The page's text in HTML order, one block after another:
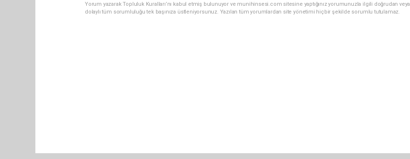
Yorum yazarak Topluluk Kuralları’nı kabul etmiş bulunuyor ve munihinsesi.com sitesine yaptığınız yorumunuzla ilgili doğrudan veya
dolaylı tüm sorumluluğu tek başınıza üstleniyorsunuz. Yazılan tüm yorumlardan site yönetimi hiçbir şekilde sorumlu tutulamaz.